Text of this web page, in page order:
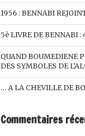
1956 : BENNABI
5è LIVRE DE BENNABI :
QUAND BOUMEDIENE
DES SYMBOLES DE
… A LA CHEVILLE DE
Commentaires